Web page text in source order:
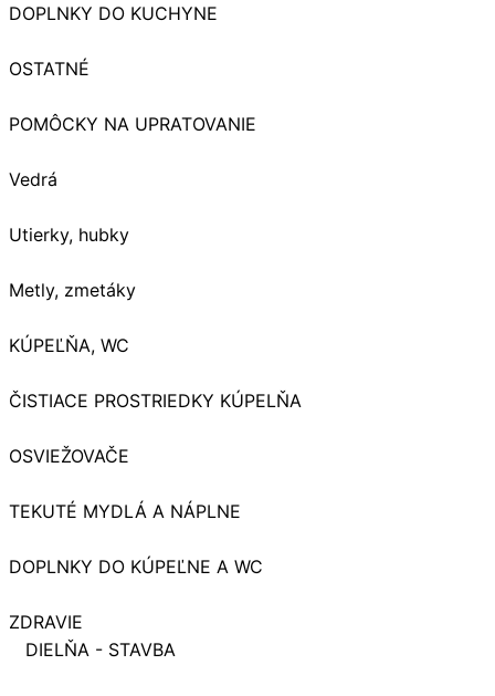
DOPLNKY DO KUCHYNE
OSTATNÉ
POMÔCKY NA UPRATOVANIE
Vedrá
Utierky, hubky
Metly, zmetáky
KÚPEĽŇA, WC
ČISTIACE PROSTRIEDKY KÚPELŇA
OSVIEŽOVAČE
TEKUTÉ MYDLÁ A NÁPLNE
DOPLNKY DO KÚPEĽNE A WC
ZDRAVIE
DIELŇA - STAVBA